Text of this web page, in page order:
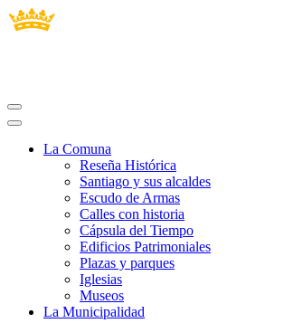
La Comuna
Reseña Histórica
Santiago y sus alcaldes
Escudo de Armas
Calles con historia
Cápsula del Tiempo
Edificios Patrimoniales
Plazas y parques
Iglesias
Museos
La Municipalidad